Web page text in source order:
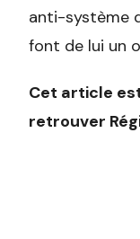
anti-système
font de lui un
Cet article
retrouver